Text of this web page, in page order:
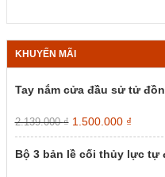
KHUYẾN MÃI
Tay nắm cửa đầu sử tử
2.139.000₫ Giá
gốc
là:
2.139.000 ₫.
1.500.000 ₫Giá
hiện
là:
Bộ 3 bản lề cối thủy lực tự